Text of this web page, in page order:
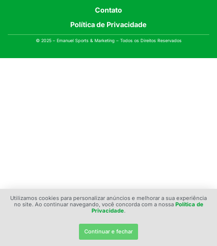
Contato
Política de Privacidade
© 2025 – Emanuel Sports & Marketing – Todos os Direitos Reservados
Utilizamos cookies para personalizar anúncios e melhorar a sua experiência
no site. Ao continuar navegando, você concorda com a nossa Política de
Privacidade.
Continuar e fechar